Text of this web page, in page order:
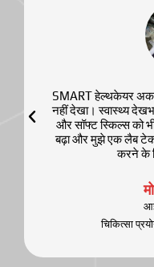
SMART हेल्थकेयर
नहीं देखा। स्वास्थ्य
और सॉफ्ट स्किल्स को
बढ़ा और मुझे एक लैब
करने के
चिकित्सा